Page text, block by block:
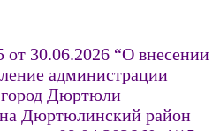
30.06.2026 “О внесении
администрации
город Дюртюли
Дюртюлинский район